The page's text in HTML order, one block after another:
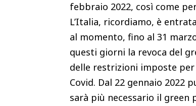
febbraio 2022, così come
L’Italia, ricordiamo, è
al momento, fino al 31
questi giorni la revoca del
delle restrizioni imposte
Covid. Dal 22 gennaio 2022
sarà più necessario il